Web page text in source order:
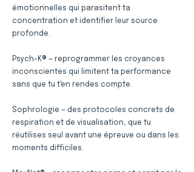
émotionnelles qui parasitent ta
concentration et identifier leur source
profonde.
Psych-K® — reprogrammer les croyances
inconscientes qui limitent ta performance
sans que tu t'en rendes compte.
Sophrologie — des protocoles concrets de
respiration et de visualisation, que tu
réutilises seul avant une épreuve ou dans les
moments difficiles.